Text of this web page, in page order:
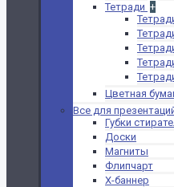
Тетради +
Цветная
Все для
Губки
Доски
Магниты
Флипчарт
Х-баннер